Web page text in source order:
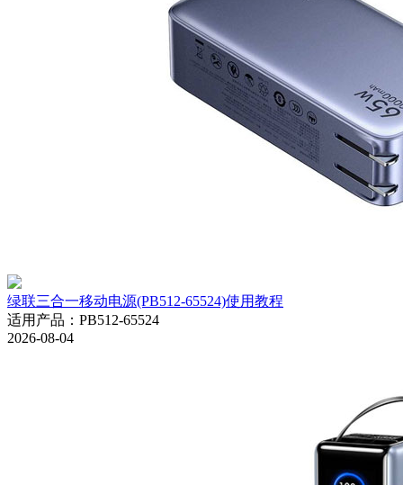
绿联三合一移动电源(PB512-65524)使用教程
适用产品 ： PB512-65524
2026-08-04